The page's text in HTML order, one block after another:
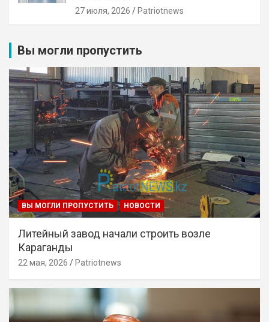
27 июля, 2026 Patriotnews
Вы могли пропустить
ВЫ МОГЛИ ПРОПУСТИТЬ НОВОСТИ
Литейный завод начали строить возле
Караганды
22 мая, 2026 Patriotnews